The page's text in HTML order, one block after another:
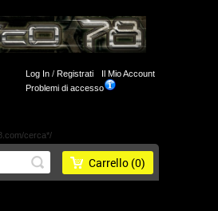
cerca*/
Log In / Registrati
Il Mio Account
Problemi di accesso
Carrello (0)